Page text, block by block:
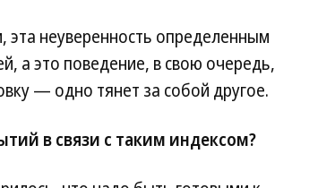
неуверенность определенным
а это поведение, в свою очередь,
— одно тянет за собой другое.
в связи с таким индексом?